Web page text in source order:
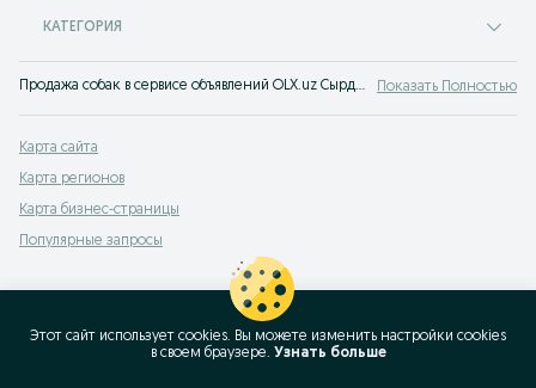
КАТЕГОРИЯ
Продажа собак в сервисе объявлений OLX.uz Сырдарьинская область. Заведи себе друга! Покупай щенка на OLX (ранее Torg)! Показать Полностью
Карта сайта
Карта регионов
Карта бизнес-страницы
Популярные запросы
Этот сайт использует cookies. Вы можете изменить настройки cookies
в своeм браузере. Узнать больше